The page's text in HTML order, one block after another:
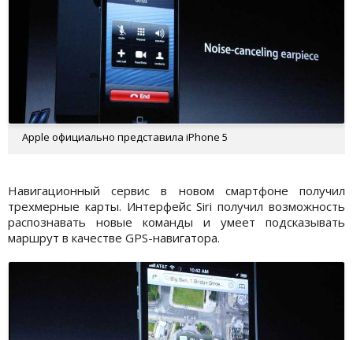
Apple официально представила iPhone 5
Навигационный сервис в новом смартфоне получил
трехмерные карты. Интерфейс Siri получил возможность
распознавать новые команды и умеет подсказывать
маршрут в качестве GPS-навигатора.